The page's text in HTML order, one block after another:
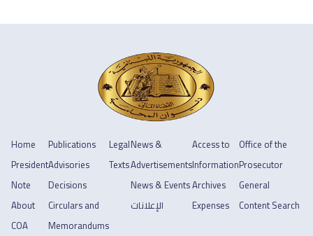
Home
President
Note
About
COA
Publications
Advisories
Decisions
Circulars and
Memorandums
Legal
Texts
News &
Advertisements
News & Events
الإعلانات
Access to
Information
Archives
Expenses
Office of the
Prosecutor
General
Content Search